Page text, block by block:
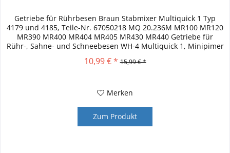
Getriebe für Rührbesen Braun Stabmixer Multiquick 1 Typ
4179 und 4185, Teile-Nr. 67050218 MQ 20.236M MR100 MR120
MR390 MR400 MR404 MR405 MR430 MR440 Getriebe für
Rühr-, Sahne- und Schneebesen WH-4 Multiquick 1, Minipimer
10,99 € * 15,99 € *
Merken
Zum Produkt